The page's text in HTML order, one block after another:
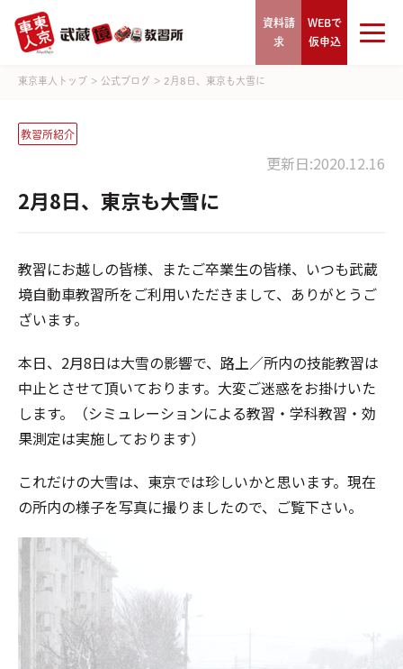
資料請
求
WEBで
仮申込
東京車人トップ > 公式ブログ > 2月8日、東京も大雪に
教習所紹介
更新日:2020.12.16
2月8日、東京も大雪に
教習にお越しの皆様、またご卒業生の皆様、いつも武蔵
境自動車教習所をご利用いただきまして、ありがとうご
ざいます。
本日、2月8日は大雪の影響で、路上／所内の技能教習は
中止とさせて頂いております。大変ご迷惑をお掛けいた
します。（シミュレーションによる教習・学科教習・効
果測定は実施しております）
これだけの大雪は、東京では珍しいかと思います。現在
の所内の様子を写真に撮りましたので、ご覧下さい。